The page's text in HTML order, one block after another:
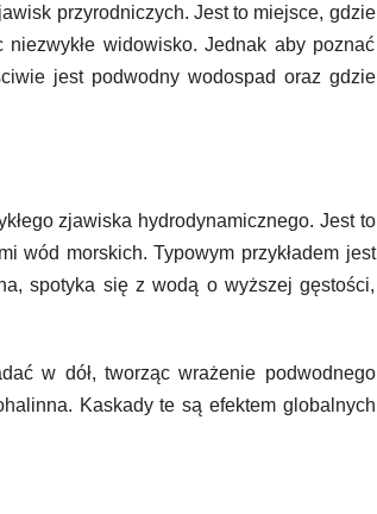
przyrodniczych. Jest to miejsce, gdzie
widowisko. Jednak aby poznać
jest podwodny wodospad oraz gdzie
zjawiska hydrodynamicznego. Jest to
wód morskich. Typowym przykładem jest
spotyka się z wodą o wyższej gęstości,
w dół, tworząc wrażenie podwodnego
Kaskady te są efektem globalnych